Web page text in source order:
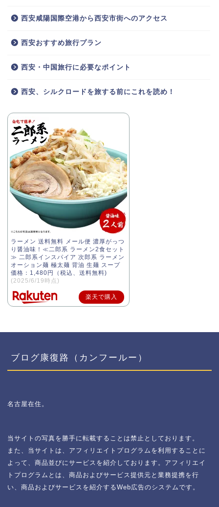
西安咸陽国際空港から西安市街へのアクセス
西安おすすめ旅行プラン
西安・中国旅行に必要なポイント
西安、シルクロードを旅する前にこれを読め！
ラーメン 送料無料 メール便 濃厚がっつ
り醤油味！≪二郎系 ラーメン2食セット
≫ 二郎系インスパイア 次郎系 ラーメン
オーション麺 極太麺 背油 生麺 スープ
価格：1,480円（税込、送料無料)
(2025/6/19時点)
楽天で購入
ブログ康復路（カンフールー）
名古屋在住。
当サイトの写真を勝手に転載することは禁止としております。
また、当サイトは、アフィリエイトプログラムを利用することに
よって、商品並びにサービスを紹介しております。アフィリエイ
トプログラムとは、商品およびサービス提供元と業務提携を行
い、商品およびサービスを紹介するWeb広告のシステムです。